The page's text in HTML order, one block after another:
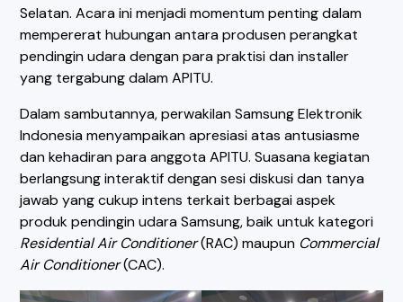
Selatan. Acara ini menjadi momentum penting dalam
mempererat hubungan antara produsen perangkat
pendingin udara dengan para praktisi dan installer
yang tergabung dalam APITU.
Dalam sambutannya, perwakilan Samsung Elektronik
Indonesia menyampaikan apresiasi atas antusiasme
dan kehadiran para anggota APITU. Suasana kegiatan
berlangsung interaktif dengan sesi diskusi dan tanya
jawab yang cukup intens terkait berbagai aspek
produk pendingin udara Samsung, baik untuk kategori
Residential Air Conditioner(RAC) maupun Commercial
Air Conditioner(CAC).